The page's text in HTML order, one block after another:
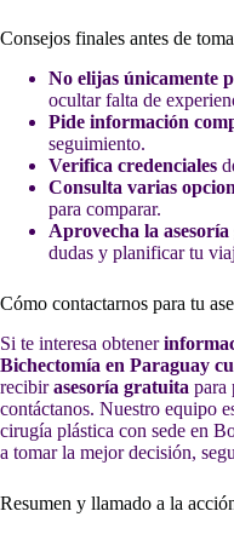
Consejos finales antes de
No elijas únicamente
ocultar falta de
Pide información
seguimiento.
Verifica credenciales
Consulta varias
para comparar.
Aprovecha la
dudas y planificar tu
Cómo contactarnos para tu
Si te interesa obtener
Bichectomía en Paraguay
recibirasesoría gratuita para
contáctanos. Nuestro equipo
cirugía plástica con sede en
a tomar la mejor decisión,
Resumen y llamado a la